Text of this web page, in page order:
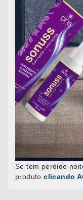
Se tem perdido
produto clicando